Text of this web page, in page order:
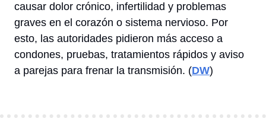
causar dolor crónico, infertilidad y problemas
graves en el corazón o sistema nervioso. Por
esto, las autoridades pidieron más acceso a
condones, pruebas, tratamientos rápidos y aviso
a parejas para frenar la transmisión. (DW)